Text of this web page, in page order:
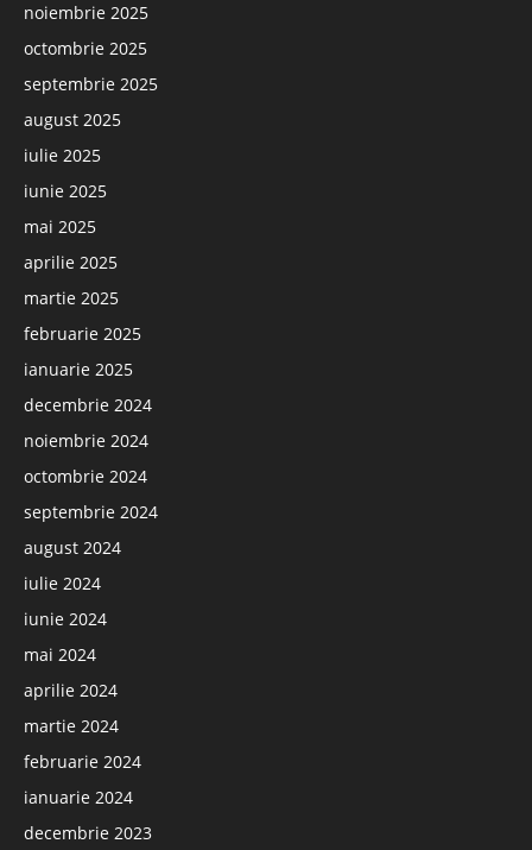
noiembrie 2025
octombrie 2025
septembrie 2025
august 2025
iulie 2025
iunie 2025
mai 2025
aprilie 2025
martie 2025
februarie 2025
ianuarie 2025
decembrie 2024
noiembrie 2024
octombrie 2024
septembrie 2024
august 2024
iulie 2024
iunie 2024
mai 2024
aprilie 2024
martie 2024
februarie 2024
ianuarie 2024
decembrie 2023